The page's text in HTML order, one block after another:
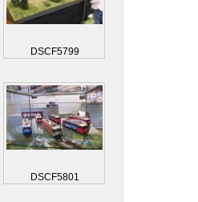
DSCF5799
DSCF5801